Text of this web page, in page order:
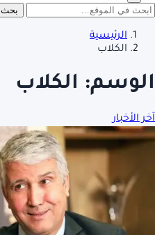
بحث
الرئيسية
الكلاب
الوسم: الكلاب
آخر الأخبار